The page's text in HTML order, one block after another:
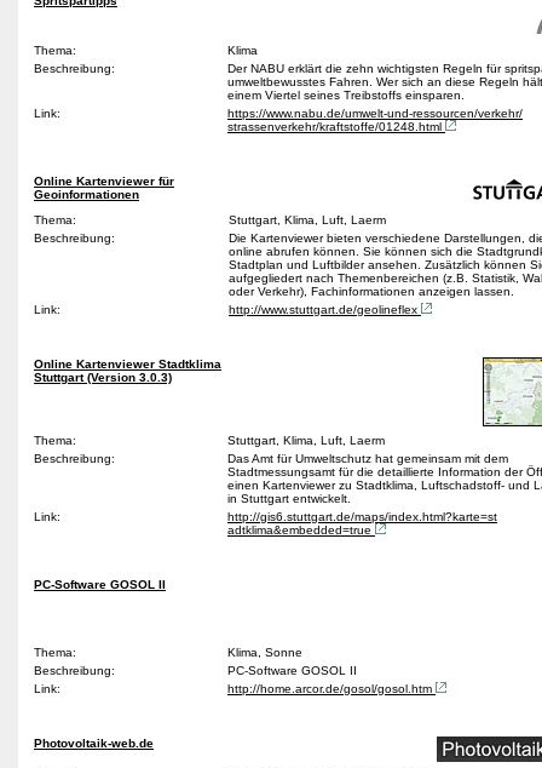
Thema:
Klima
Beschreibung:
Der NABU erklärt die zehn wichtigsten Regeln für
umweltbewusstes Fahren. Wer sich an diese Regeln
einem Viertel seines Treibstoffs einsparen.
Link:
https://www.nabu.de/umwelt-und-ressourcen/verkehr/
strassenverkehr/kraftstoffe/01248.html
Online Kartenviewer für
Geoinformationen
Thema:
Stuttgart, Klima, Luft, Laerm
Beschreibung:
Die Kartenviewer bieten verschiedene Darstellungen,
online abrufen können. Sie können sich die
Stadtplan und Luftbilder ansehen. Zusätzlich können
aufgegliedert nach Themenbereichen (z.B. Statistik,
oder Verkehr), Fachinformationen anzeigen lassen.
Link:
http://www.stuttgart.de/geolineflex
Online Kartenviewer Stadtklima
Stuttgart (Version 3.0.3)
Thema:
Stuttgart, Klima, Luft, Laerm
Beschreibung:
Das Amt für Umweltschutz hat gemeinsam mit dem
Stadtmessungsamt für die detaillierte Information der
einen Kartenviewer zu Stadtklima, Luftschadstoff- und
in Stuttgart entwickelt.
Link:
http://gis6.stuttgart.de/maps/index.html?karte=st
adtklima&embedded=true
PC-Software GOSOL II
Thema:
Klima, Sonne
Beschreibung:
PC-Software GOSOL II
Link:
http://home.arcor.de/gosol/gosol.htm
Photovoltaik-web.de